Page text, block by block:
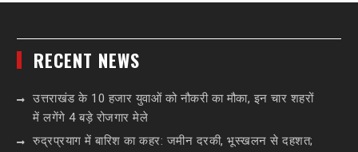
RECENT NEWS
उत्तराखंड के 10 हजार युवाओं को नौकरी का मौका, इन चार शहरों
में लगेंगे 4 बड़े रोजगार मेले
रुद्रप्रयाग में बारिश का कहर: जमीन दरकी, भूस्खलन से दहशत;